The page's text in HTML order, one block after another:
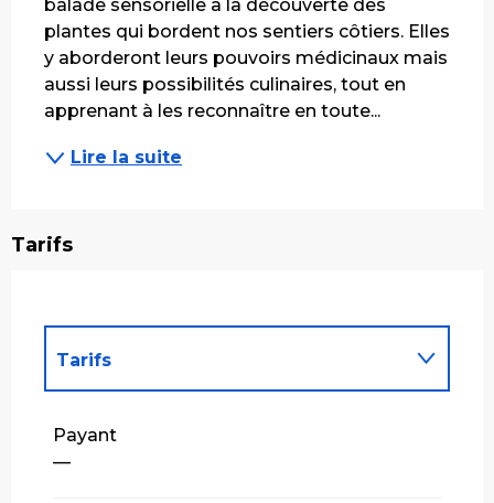
balade sensorielle à la découverte des
plantes qui bordent nos sentiers côtiers. Elles
y aborderont leurs pouvoirs médicinaux mais
aussi leurs possibilités culinaires, tout en
apprenant à les reconnaître en toute...
Lire la suite
Tarifs
Tarifs
Tarifs 2027
Payant
—